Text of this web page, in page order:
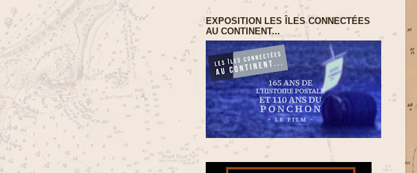
EXPOSITION LES ÎLES CONNECTÉES
AU CONTINENT...